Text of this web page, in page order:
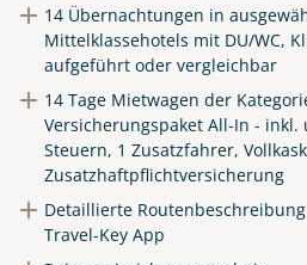
14 Übernachtungen in
Mittelklassehotels mit DU/WC,
aufgeführt oder vergleichbar
14 Tage Mietwagen der
Versicherungspaket All-In -
Steuern, 1 Zusatzfahrer,
Zusatzhaftpflichtversicherung
Detaillierte
Travel-Key App